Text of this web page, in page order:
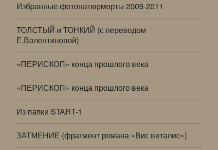
Избранные фотонатюрморты 2009-2011
ТОЛСТЫЙ и ТОНКИЙ (с переводом
Е.Валентиновой)
«ПЕРИСКОП» конца прошлого века
«ПЕРИСКОП» конца прошлого века
Из папки START-1
ЗАТМЕНИЕ (фрагмент романа «Вис виталис»)